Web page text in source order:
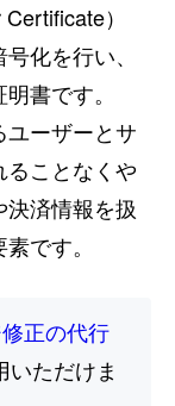
）
化を行い、
書です。
ーザーとサ
ことなくや
済情報を扱
です。
正の代行
いただけま